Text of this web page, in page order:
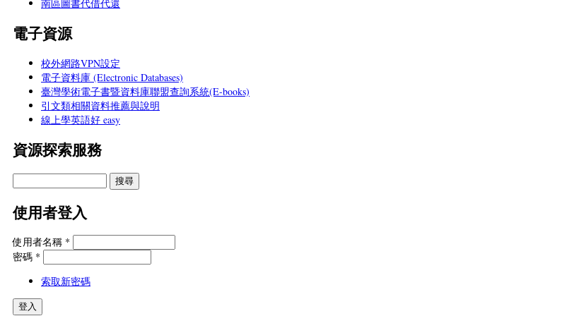
南區圖書代借代還
電子資源
校外網路VPN設定
電子資料庫 (Electronic Databases)
臺灣學術電子書暨資料庫聯盟查詢系統(E-books)
引文類相關資料推薦與說明
線上學英語好 easy
資源探索服務
使用者登入
使用者名稱 *
密碼 *
索取新密碼